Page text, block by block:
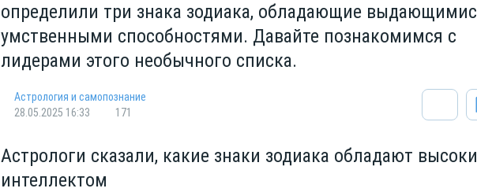
определили три знака зодиака, обладающие
умственными способностями. Давайте познакомимся с
лидерами этого необычного списка.
Астрология и самопознание
28.05.2025 16:33
171
Астрологи сказали, какие знаки зодиака обладают
интеллектом